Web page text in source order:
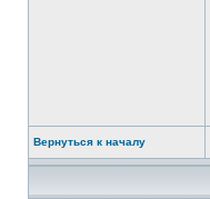
Вернуться к началу